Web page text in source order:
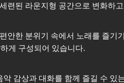
련된 라운지형 공간으로 변화하
한 분위기 속에서 노래를 즐기
게 구성되어 있습니다.
감상과 대화를 함께 즐길 수 있